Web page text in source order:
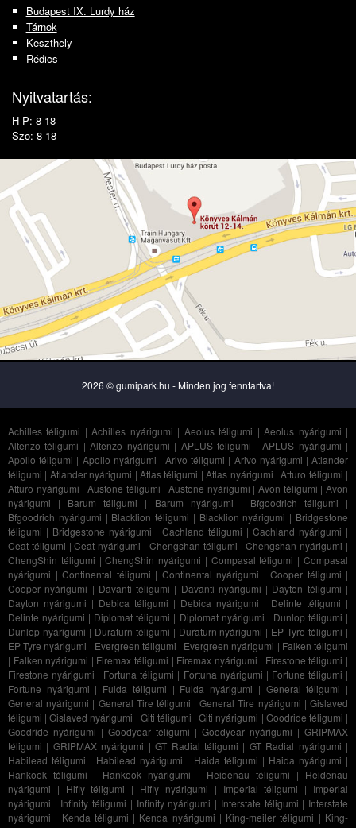
Budapest IX. Lurdy ház
Tárnok
Keszthely
Rédics
Nyitvatartás:
H-P: 8-18
Szo: 8-18
2026 © gumipark.hu - Minden jog fenntartva!
Achilles téligumi |Achilles nyárigumi | Aeolus téligumi |Aeolus nyárigumi |
Altenzo téligumi |Altenzo nyárigumi | APLUS téligumi |APLUS nyárigumi |
Apollo téligumi | Apollo nyárigumi |Arivo téligumi | Arivo nyárigumi |Atlander
téligumi | Atlander nyárigumi | Atlas téligumi |Atlas nyárigumi |Atturo téligumi |
Atturo nyárigumi |Austone téligumi |Austone nyárigumi |Avon téligumi |Avon
nyárigumi | Barum téligumi | Barum nyárigumi | Bfgoodrich téligumi |
Bfgoodrich nyárigumi | Blacklion téligumi | Blacklion nyárigumi | Bridgestone
téligumi | Bridgestone nyárigumi | Cachland téligumi | Cachland nyárigumi |
Ceat téligumi |Ceat nyárigumi | Chengshan téligumi |Chengshan nyárigumi |
ChengShin téligumi |ChengShin nyárigumi | Compasal téligumi |Compasal
nyárigumi | Continental téligumi | Continental nyárigumi | Cooper téligumi |
Cooper nyárigumi | Davanti téligumi | Davanti nyárigumi | Dayton téligumi |
Dayton nyárigumi | Debica téligumi | Debica nyárigumi | Delinte téligumi |
Delinte nyárigumi | Diplomat téligumi | Diplomat nyárigumi | Dunlop téligumi |
Dunlop nyárigumi | Duraturn téligumi | Duraturn nyárigumi | EP Tyre téligumi |
EP Tyre nyárigumi | Evergreen téligumi | Evergreen nyárigumi | Falken téligumi
| Falken nyárigumi | Firemax téligumi | Firemax nyárigumi | Firestone téligumi |
Firestone nyárigumi | Fortuna téligumi | Fortuna nyárigumi | Fortune téligumi |
Fortune nyárigumi | Fulda téligumi | Fulda nyárigumi | General téligumi |
General nyárigumi | General Tire téligumi |General Tire nyárigumi |Gislaved
téligumi |Gislaved nyárigumi | Giti téligumi |Giti nyárigumi | Goodride téligumi |
Goodride nyárigumi | Goodyear téligumi | Goodyear nyárigumi | GRIPMAX
téligumi | GRIPMAX nyárigumi |GT Radial téligumi | GT Radial nyárigumi |
Habilead téligumi | Habilead nyárigumi | Haida téligumi | Haida nyárigumi |
Hankook téligumi | Hankook nyárigumi | Heidenau téligumi | Heidenau
nyárigumi | Hifly téligumi | Hifly nyárigumi | Imperial téligumi | Imperial
nyárigumi | Infinity téligumi | Infinity nyárigumi | Interstate téligumi | Interstate
nyárigumi | Kenda téligumi | Kenda nyárigumi | King-meiler téligumi | King-